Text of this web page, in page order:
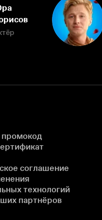
промокод
соглашение
технологий
партнёров